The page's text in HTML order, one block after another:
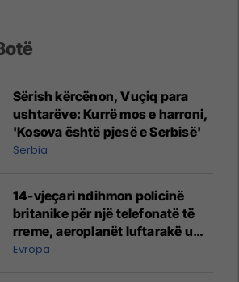
Sërish kërcënon, Vuçiq para
ushtarëve: Kurrë mos e harroni,
'Kosova është pjesë e Serbisë'
Serbia
14-vjeçari ndihmon policinë
britanike për një telefonatë të
rreme, aeroplanët luftarakë u
ngritën në ajër për të
Evropa